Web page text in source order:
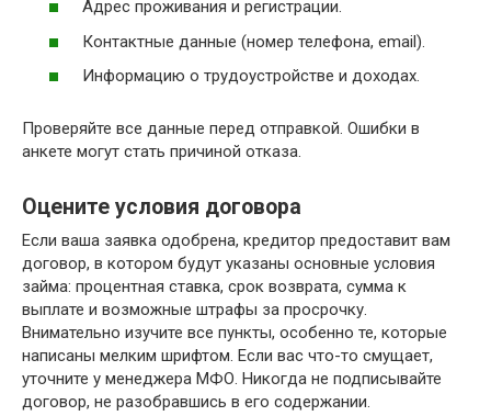
Адрес проживания и регистрации.
Контактные данные (номер телефона, email).
Информацию о трудоустройстве и доходах.
Проверяйте все данные перед отправкой. Ошибки в
анкете могут стать причиной отказа.
Оцените условия договора
Если ваша заявка одобрена, кредитор предоставит вам
договор, в котором будут указаны основные условия
займа: процентная ставка, срок возврата, сумма к
выплате и возможные штрафы за просрочку.
Внимательно изучите все пункты, особенно те, которые
написаны мелким шрифтом. Если вас что-то смущает,
уточните у менеджера МФО. Никогда не подписывайте
договор, не разобравшись в его содержании.